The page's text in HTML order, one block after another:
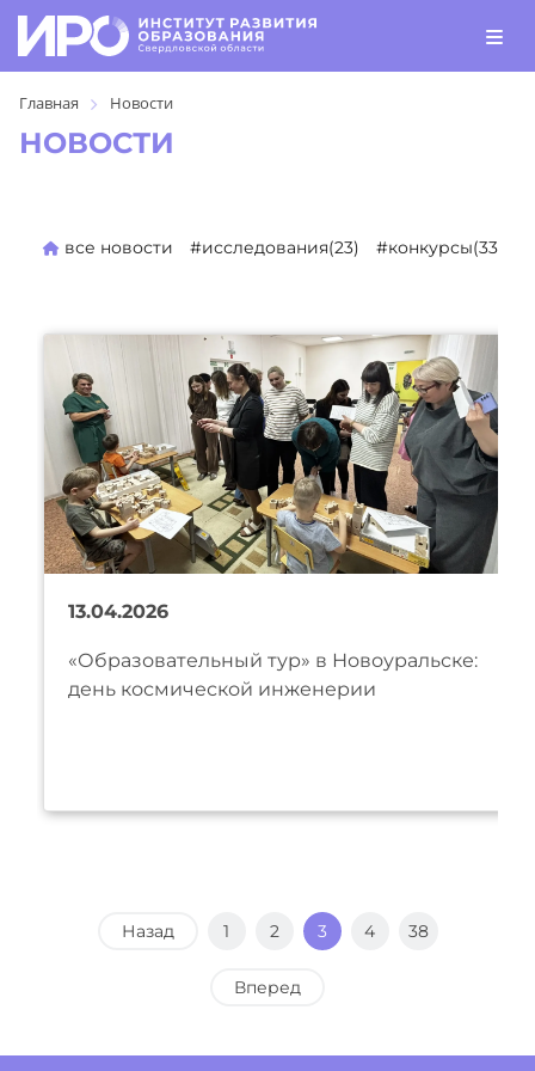
Главная Новости
НОВОСТИ
все новости #исследования(23) #конкурсы(330)
13.04.2026
«Образовательный тур» в Новоуральске:
день космической инженерии
Назад 1 2 3 4 38
Вперед